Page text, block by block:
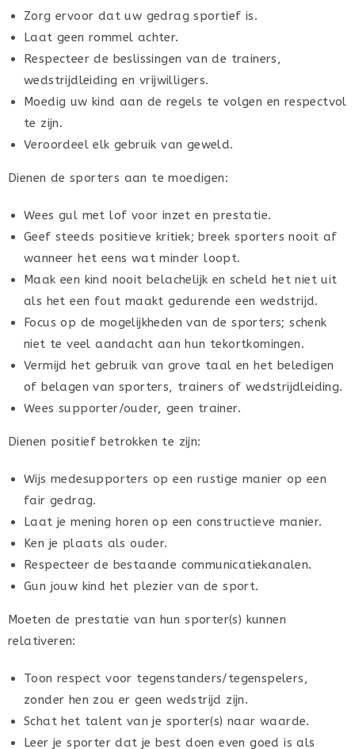
Zorg ervoor dat uw gedrag sportief is.
Laat geen rommel achter.
Respecteer de beslissingen van de trainers,
wedstrijdleiding en vrijwilligers.
Moedig uw kind aan de regels te volgen en respectvol
te zijn.
Veroordeel elk gebruik van geweld.
Dienen de sporters aan te moedigen:
Wees gul met lof voor inzet en prestatie.
Geef steeds positieve kritiek; breek sporters nooit af
wanneer het eens wat minder loopt.
Maak een kind nooit belachelijk en scheld het niet uit
als het een fout maakt gedurende een wedstrijd.
Focus op de mogelijkheden van de sporters; schenk
niet te veel aandacht aan hun tekortkomingen.
Vermijd het gebruik van grove taal en het beledigen
of belagen van sporters, trainers of wedstrijdleiding.
Wees supporter/ouder, geen trainer.
Dienen positief betrokken te zijn:
Wijs medesupporters op een rustige manier op een
fair gedrag.
Laat je mening horen op een constructieve manier.
Ken je plaats als ouder.
Respecteer de bestaande communicatiekanalen.
Gun jouw kind het plezier van de sport.
Moeten de prestatie van hun sporter(s) kunnen
relativeren:
Toon respect voor tegenstanders/tegenspelers,
zonder hen zou er geen wedstrijd zijn.
Schat het talent van je sporter(s) naar waarde.
Leer je sporter dat je best doen even goed is als